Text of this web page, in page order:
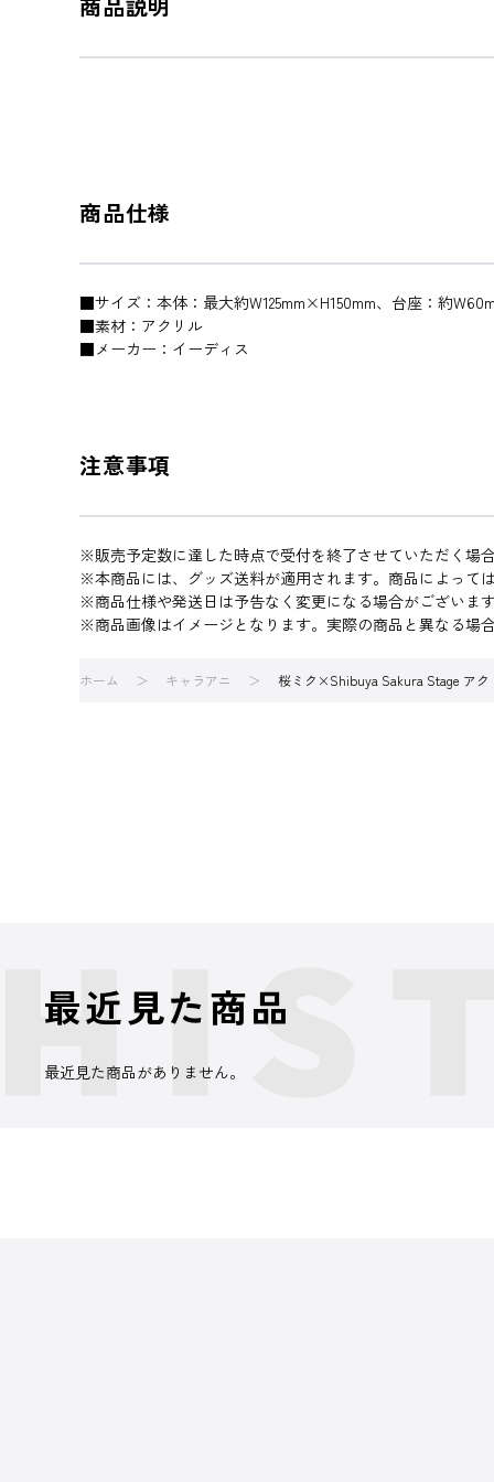
商品仕様
■サイズ：本体：最大約W125mm×H150mm、台座：約
■素材：アクリル
■メーカー：イーディス
注意事項
※販売予定数に達した時点で受付を終了させていただく場
※本商品には、グッズ送料が適用されます。商品によって
※商品仕様や発送日は予告なく変更になる場合がございま
※商品画像はイメージとなります。実際の商品と異なる場
ホーム キャラアニ 桜ミク×Shibuya Sakura Stage ア
最近見た商品
最近見た商品がありません。